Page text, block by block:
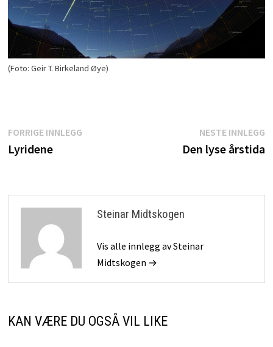
(Foto: Geir T. Birkeland Øye)
Innleggsnavigasjon
FORRIGE INNLEGGForrige
Lyridene
NESTE INNLEGG
Den lyse årstida
Steinar Midtskogen
Vis alle innlegg av Steinar
Midtskogen →
KAN VÆRE DU OGSÅ VIL LIKE